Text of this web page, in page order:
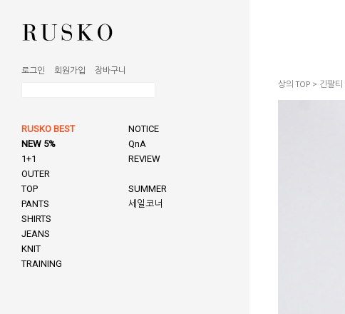
로그인 회원가입 장바구니
RUSKO BEST
NEW 5%
1+1
OUTER
TOP
PANTS
SHIRTS
JEANS
KNIT
TRAINING
NOTICE
QnA
REVIEW
SUMMER
세일코너
상의 TOP > 긴팔티